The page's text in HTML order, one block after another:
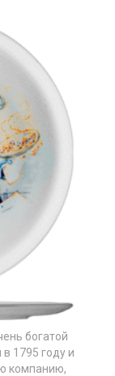
богатой
1795 году и
компанию,